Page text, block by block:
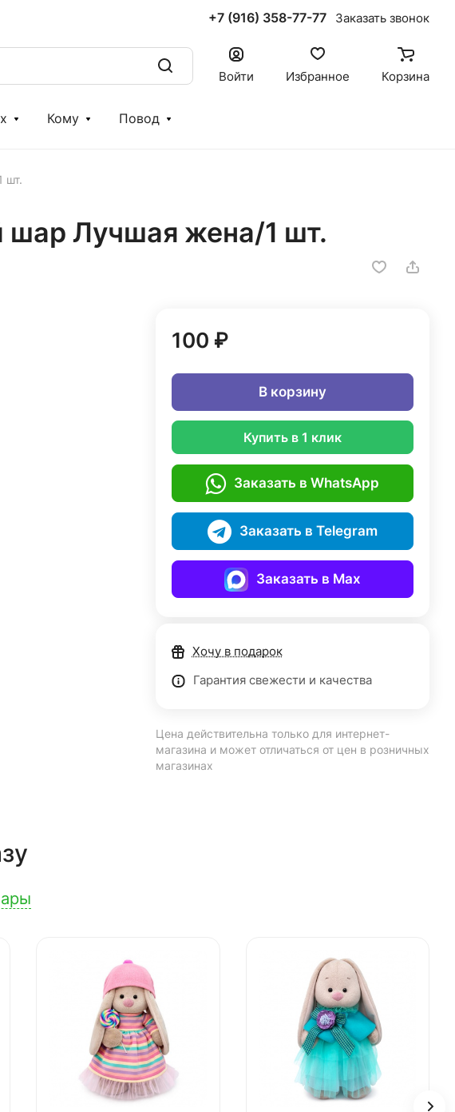
+7 (916) 358-77-77 Заказать звонок
Войти Избранное Корзина
Кому Повод
шт.
Лучшая жена/1 шт.
100 ₽
В корзину
Купить в 1 клик
Заказать в WhatsApp
Заказать в Telegram
Заказать в Max
Хочу в подарок
Гарантия свежести и качества
Цена действительна только для интернет-
магазина и может отличаться от цен в розничных
магазинах